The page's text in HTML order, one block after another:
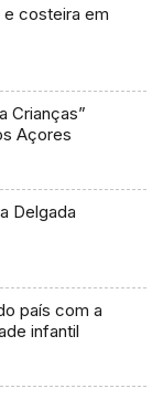
e costeira em
Crianças”
Açores
Delgada
país com a
infantil